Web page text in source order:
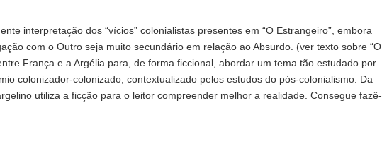
interpretação dos “vícios” colonialistas presentes em “O Estrangeiro”, embora
com o Outro seja muito secundário em relação ao Absurdo. (ver texto sobre “O
França e a Argélia para, de forma ficcional, abordar um tema tão estudado por
colonizador-colonizado, contextualizado pelos estudos do pós-colonialismo. Da
utiliza a ficção para o leitor compreender melhor a realidade. Consegue fazê-